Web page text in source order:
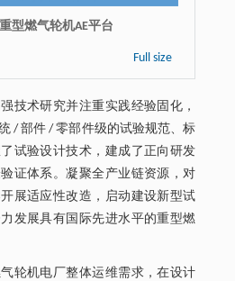
型燃气轮机AE平台
Full size
技术研究并注重实践经验固化，
/ 部件 / 零部件级的试验规范、标
试验设计技术，建成了正向研发
证体系。凝聚全产业链资源，对
展适应性改造，启动建设新型试
发展具有国际先进水平的重型燃
轮机电厂整体运维需求，在设计